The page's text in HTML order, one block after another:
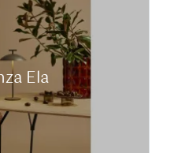
Ela